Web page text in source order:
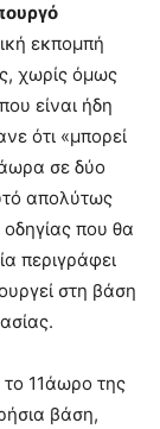
εκπομπή
χωρίς όμως
είναι ήδη
ότι «μπορεί
σε δύο
απολύτως
που θα
περιγράφει
στη βάση
το 11άωρο της
βάση,